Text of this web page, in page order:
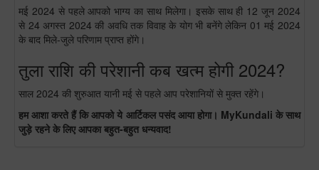
मई 2024 से पहले आपको भाग्य का साथ मिलेगा। इसके साथ ही 12 जून 2024
से 24 अगस्त 2024 की अवधि तक विवाह के योग भी बनेंगे लेकिन 01 मई 2024
के बाद मिले-जुले परिणाम प्राप्त होंगे।
तुला राशि की परेशानी कब खत्म होगी 2024?
साल 2024 की शुरुआत यानी मई से पहले आप परेशानियों से मुक्त रहेंगे।
हम आशा करते हैं कि आपको ये आर्टिकल पसंद आया होगा। MyKundali के साथ
जुड़े रहने के लिए आपका बहुत-बहुत धन्यवाद!